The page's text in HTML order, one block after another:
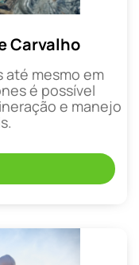
Carvalho
até mesmo em
é possível
e manejo